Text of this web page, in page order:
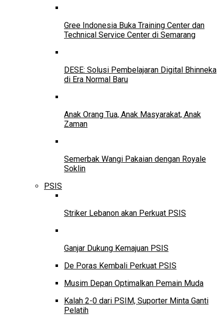
Gree Indonesia Buka Training Center dan
Technical Service Center di Semarang
DESE: Solusi Pembelajaran Digital Bhinneka
di Era Normal Baru
Anak Orang Tua, Anak Masyarakat, Anak
Zaman
Semerbak Wangi Pakaian dengan Royale
Soklin
PSIS
Striker Lebanon akan Perkuat PSIS
Ganjar Dukung Kemajuan PSIS
De Poras Kembali Perkuat PSIS
Musim Depan Optimalkan Pemain Muda
Kalah 2-0 dari PSIM, Suporter Minta Ganti
Pelatih